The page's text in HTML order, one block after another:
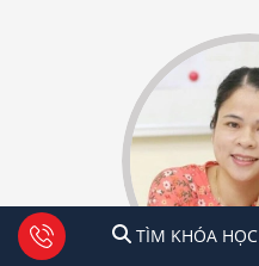
TÌM KHÓA HỌC
1 2
TÌM KHÓA HỌC